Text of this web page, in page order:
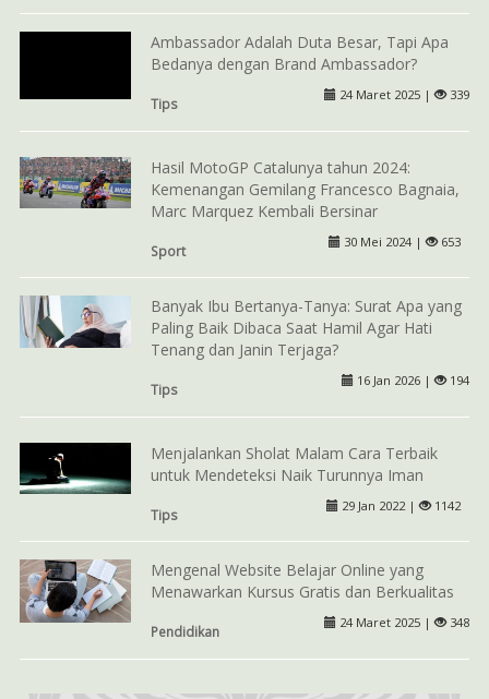
Ambassador Adalah Duta Besar, Tapi Apa
Bedanya dengan Brand Ambassador?
Tips
24 Maret 2025 | 339
Hasil MotoGP Catalunya tahun 2024:
Kemenangan Gemilang Francesco Bagnaia,
Marc Marquez Kembali Bersinar
Sport
30 Mei 2024 | 653
Banyak Ibu Bertanya-Tanya: Surat Apa yang
Paling Baik Dibaca Saat Hamil Agar Hati
Tenang dan Janin Terjaga?
Tips
16 Jan 2026 | 194
Menjalankan Sholat Malam Cara Terbaik
untuk Mendeteksi Naik Turunnya Iman
Tips
29 Jan 2022 | 1142
Mengenal Website Belajar Online yang
Menawarkan Kursus Gratis dan Berkualitas
Pendidikan
24 Maret 2025 | 348